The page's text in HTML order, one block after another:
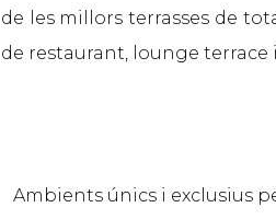
de les millors terrasses de
de restaurant, lounge terrace
Ambients únics i exclusius